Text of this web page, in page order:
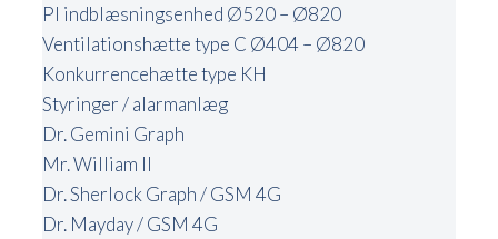
PI indblæsningsenhed Ø520 – Ø820
Ventilationshætte type C Ø404 – Ø820
Konkurrencehætte type KH
Styringer / alarmanlæg
Dr. Gemini Graph
Mr. William II
Dr. Sherlock Graph / GSM 4G
Dr. Mayday / GSM 4G